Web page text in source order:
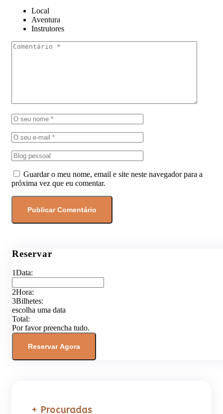
Local
Aventura
Instrutores
Guardar o meu nome, email e site neste navegador para a
próxima vez que eu comentar.
Reservar
1Data:
2Hora:
3Bilhetes:
escolha uma data
Total:
Por favor preencha tudo.
Reservar Agora
+ Procuradas